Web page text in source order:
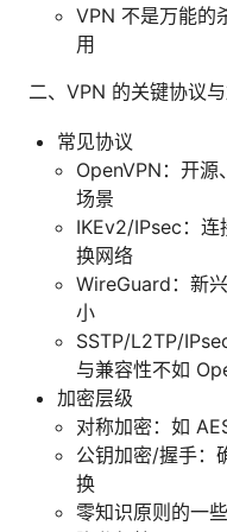
VPN 不是万能的
用
二、VPN 的关键协议
常见协议
OpenVPN：开源
场景
IKEv2/IPsec：连
换网络
WireGuard：新
小
SSTP/L2TP/
与兼容性不如
加密层级
对称加密：如
公钥加密/握手：
换
零知识原则的一